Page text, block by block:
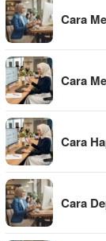
Cara
Cara
Cara
Cara